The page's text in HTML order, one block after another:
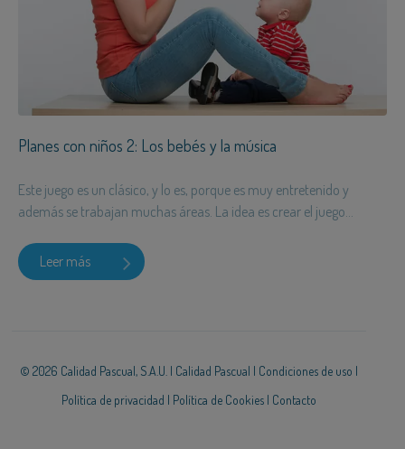
Planes con niños 2: Los bebés y la música
Este juego es un clásico, y lo es, porque es muy entretenido y
además se trabajan muchas áreas. La idea es crear el juego...
Leer más
© 2026 Calidad Pascual, S.A.U. | Calidad Pascual | Condiciones de uso |
Política de privacidad | Política de Cookies | Contacto